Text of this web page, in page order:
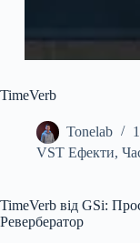
TimeVerb
Tonelab
VST Ефекти,
TimeVerb від GSi:
Ревербератор